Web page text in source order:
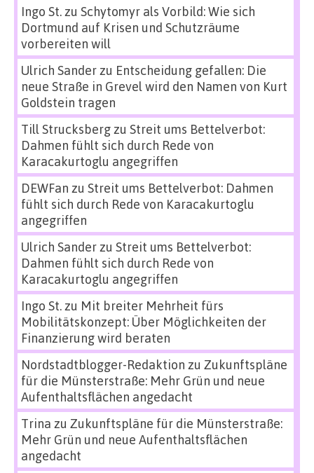
Ingo St.zu Schytomyr als Vorbild: Wie sich
Dortmund auf Krisen und Schutzräume
vorbereiten will
Ulrich Sanderzu Entscheidung gefallen: Die
neue Straße in Grevel wird den Namen von Kurt
Goldstein tragen
Till Strucksbergzu Streit ums Bettelverbot:
Dahmen fühlt sich durch Rede von
Karacakurtoglu angegriffen
DEWFan zu Streit ums Bettelverbot: Dahmen
fühlt sich durch Rede von Karacakurtoglu
angegriffen
Ulrich Sanderzu Streit ums Bettelverbot:
Dahmen fühlt sich durch Rede von
Karacakurtoglu angegriffen
Ingo St.zu Mit breiter Mehrheit fürs
Mobilitätskonzept: Über Möglichkeiten der
Finanzierung wird beraten
Nordstadtblogger-Redaktion zu Zukunftspläne
für die Münsterstraße: Mehr Grün und neue
Aufenthaltsflächen angedacht
Trina zu Zukunftspläne für die Münsterstraße:
Mehr Grün und neue Aufenthaltsflächen
angedacht